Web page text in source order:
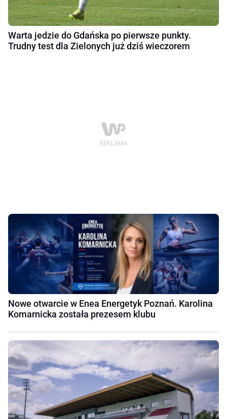
Warta jedzie do Gdańska po pierwsze punkty.
Trudny test dla Zielonych już dziś wieczorem
Nowe otwarcie w Enea Energetyk Poznań. Karolina
Komarnicka została prezesem klubu